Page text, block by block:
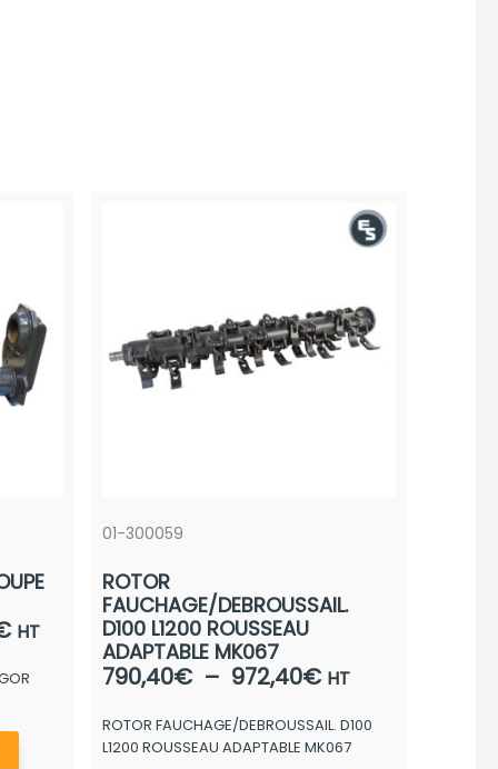
Plage
prix :
1.105,70€
à
HT
Ce
01-300059
ROTOR
FAUCHAGE/DEBROUSSAIL.
D100 L1200 ROUSSEAU
ADAPTABLE MK067
790,40€ – 972,40€Plage
prix :
790,40€
HT
ROTOR FAUCHAGE/DEBROUSSAIL. D100
L1200 ROUSSEAU ADAPTABLE MK067